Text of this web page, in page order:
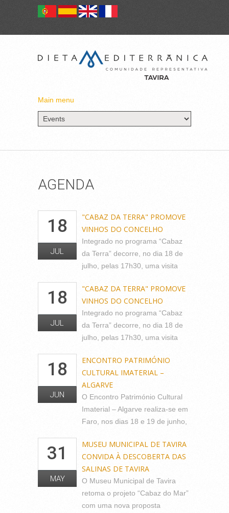
Main menu
AGENDA
18
JUL
"CABAZ DA TERRA" PROMOVE
VINHOS DO CONCELHO
Integrado no programa “Cabaz
da Terra” decorre, no dia 18 de
julho, pelas 17h30, uma visita
18
JUL
"CABAZ DA TERRA" PROMOVE
VINHOS DO CONCELHO
Integrado no programa “Cabaz
da Terra” decorre, no dia 18 de
julho, pelas 17h30, uma visita
18
JUN
ENCONTRO PATRIMÓNIO
CULTURAL IMATERIAL –
ALGARVE
O Encontro Património Cultural
Imaterial – Algarve realiza-se em
Faro, nos dias 18 e 19 de junho,
31
MAY
MUSEU MUNICIPAL DE TAVIRA
CONVIDA À DESCOBERTA DAS
SALINAS DE TAVIRA
O Museu Municipal de Tavira
retoma o projeto “Cabaz do Mar”
com uma nova proposta